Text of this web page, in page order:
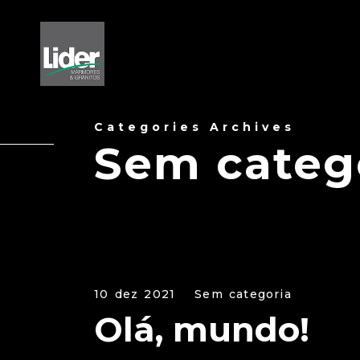
Categories Archives
Sem
10 dez 2021 Sem categoria
Olá, mundo!